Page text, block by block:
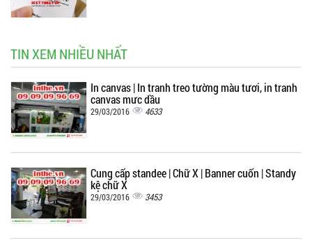
TIN XEM NHIỀU NHẤT
In canvas | In tranh treo tường màu tươi, in tranh
canvas mực dầu
29/03/2016 4633
Cung cấp standee | Chữ X | Banner cuốn | Standy
kệ chữ X
29/03/2016 3453